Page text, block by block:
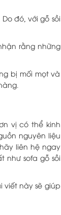
đó, với gỗ sồi
rằng những
bị mối mọt và
vị có thể kinh
nguyên liệu
liên hệ ngay
như sofa gỗ sồi
viết này sẽ giúp